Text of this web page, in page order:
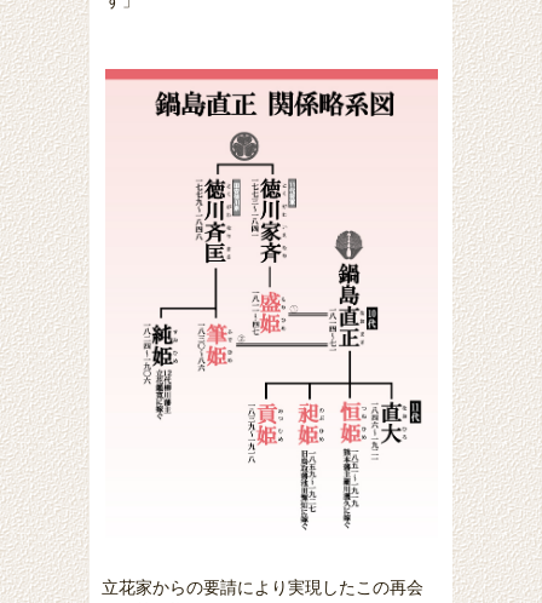
立花家からの要請により実現したこの再会